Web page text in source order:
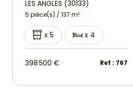
LES ANGLES (30133)
5 pièce(s) / 137 m²
x 5 x 4
398 500 € Ref : 767